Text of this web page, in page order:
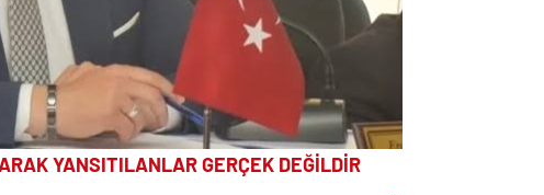
YANSITILANLAR GERÇEK DEĞİLDİR